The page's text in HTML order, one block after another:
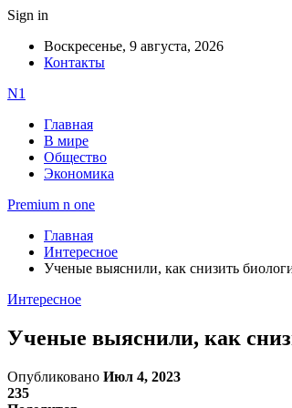
Sign in
Воскресенье, 9 августа, 2026
Контакты
N1
Главная
В мире
Общество
Экономика
Premium n one
Главная
Интересное
Ученые выяснили, как снизить
Интересное
Ученые выяснили, как
Опубликовано Июл 4, 2023
235